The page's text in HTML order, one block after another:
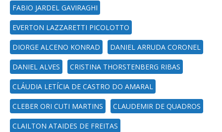
FABIO JARDEL GAVIRAGHI
EVERTON LAZZARETTI PICOLOTTO
DIORGE ALCENO KONRAD DANIEL ARRUDA CORONEL
DANIEL ALVES CRISTINA THORSTENBERG RIBAS
CLÁUDIA LETÍCIA DE CASTRO DO AMARAL
CLEBER ORI CUTI MARTINS CLAUDEMIR DE QUADROS
CLAILTON ATAIDES DE FREITAS